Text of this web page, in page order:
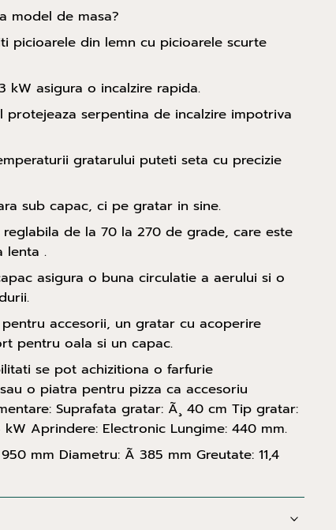
model de masa?
picioarele din lemn cu picioarele scurte
kW asigura o incalzire rapida.
protejeaza serpentina de incalzire impotriva
gratarului puteti seta cu precizie
sub capac, ci pe gratar in sine.
reglabila de la 70 la 270 de grade, care este
lenta .
asigura o buna circulatie a aerului si o
accesorii, un gratar cu acoperire
pentru oala si un capac.
se pot achizitiona o farfurie
o piatra pentru pizza ca accesoriu
Suprafata gratar: Ã¸ 40 cm Tip gratar:
Aprindere: Electronic Lungime: 440 mm.
mm Diametru: Ã 385 mm Greutate: 11,4